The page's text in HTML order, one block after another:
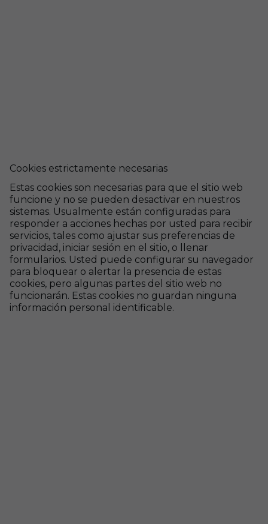
Cookies estrictamente necesarias
Estas cookies son necesarias para que el sitio web
funcione y no se pueden desactivar en nuestros
sistemas. Usualmente están configuradas para
responder a acciones hechas por usted para recibir
servicios, tales como ajustar sus preferencias de
privacidad, iniciar sesión en el sitio, o llenar
formularios. Usted puede configurar su navegador
para bloquear o alertar la presencia de estas
cookies, pero algunas partes del sitio web no
funcionarán. Estas cookies no guardan ninguna
información personal identificable.